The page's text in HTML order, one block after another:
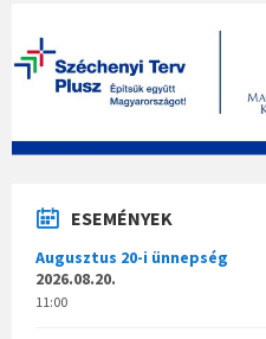
ESEMÉNYEK
Augusztus 20-i ünnepség
2026.08.20.
11:00